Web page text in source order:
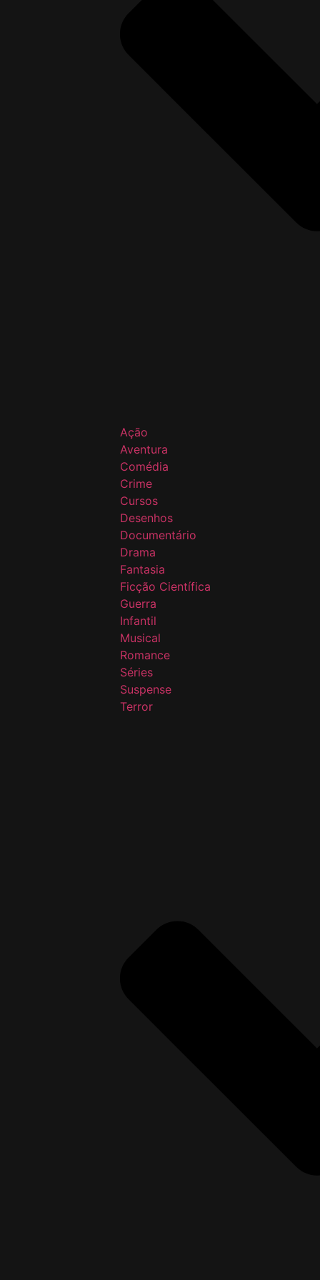
Ação
Aventura
Comédia
Crime
Cursos
Desenhos
Documentário
Drama
Fantasia
Ficção Científica
Guerra
Infantil
Musical
Romance
Séries
Suspense
Terror